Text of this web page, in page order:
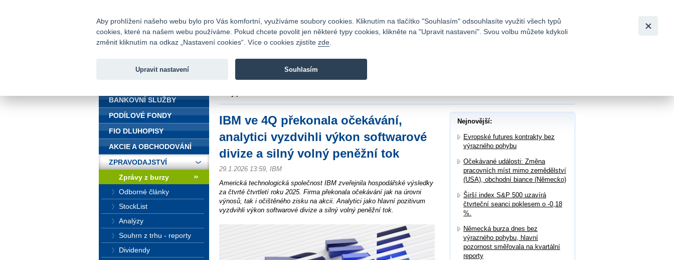
Fio banka
Fio banka je moderní česká banka. Poskytuje účty bez poplatků a
IBM ve 4Q překonala očekávání,
analytici vyzdvihli výkon softwarové
divize a silný volný peněžní tok
29.1.2026 13:59, IBM
Americká technologická společnost IBM zveřejnila hospodářské výsledky
za čtvrté čtvrtletí roku 2025. Firma překonala očekávání jak na úrovni
výnosů, tak i očištěného zisku na akcii. Analytici jako hlavní pozitivum
vyzdvihli výkon softwarové divize a silný volný peněžní tok.
Nejnovější:
Evropské futures kontrakty bez
výrazného pohybu
Očekávané události: Změna
pracovních míst mimo zemědělství
(USA), obchodní biance (Německo)
Širší index S&P 500 uzavírá
čtvrteční seanci poklesem o -0,18
%.
Německá burza dnes bez
výrazného pohybu, hlavní
pozornost směřovala na kvartální
reporty
BANKOVNÍ SLUŽBY
PODÍLOVÉ FONDY
FIO DLUHOPISY
AKCIE A OBCHODOVÁNÍ
ZPRAVODAJSTVÍ
Zprávy z burzy
Odborné články
StockList
Analýzy
Souhrn z trhu - reporty
Dividendy
Aby prohlížení našeho webu bylo pro Vás komfortní, využíváme soubory cookies. Kliknutím na tlačítko "Souhlasím" odsouhlasíte využití všech typů
cookies, které na našem webu používáme. Pokud chcete povolit jen některé typy cookies, klikněte na "Upravit nastavení". Svou volbu můžete kdykoli
změnit kliknutím na odkaz „Nastavení cookies“. Více o cookies zjistíte zde
Upravit nastavení Souhlasím